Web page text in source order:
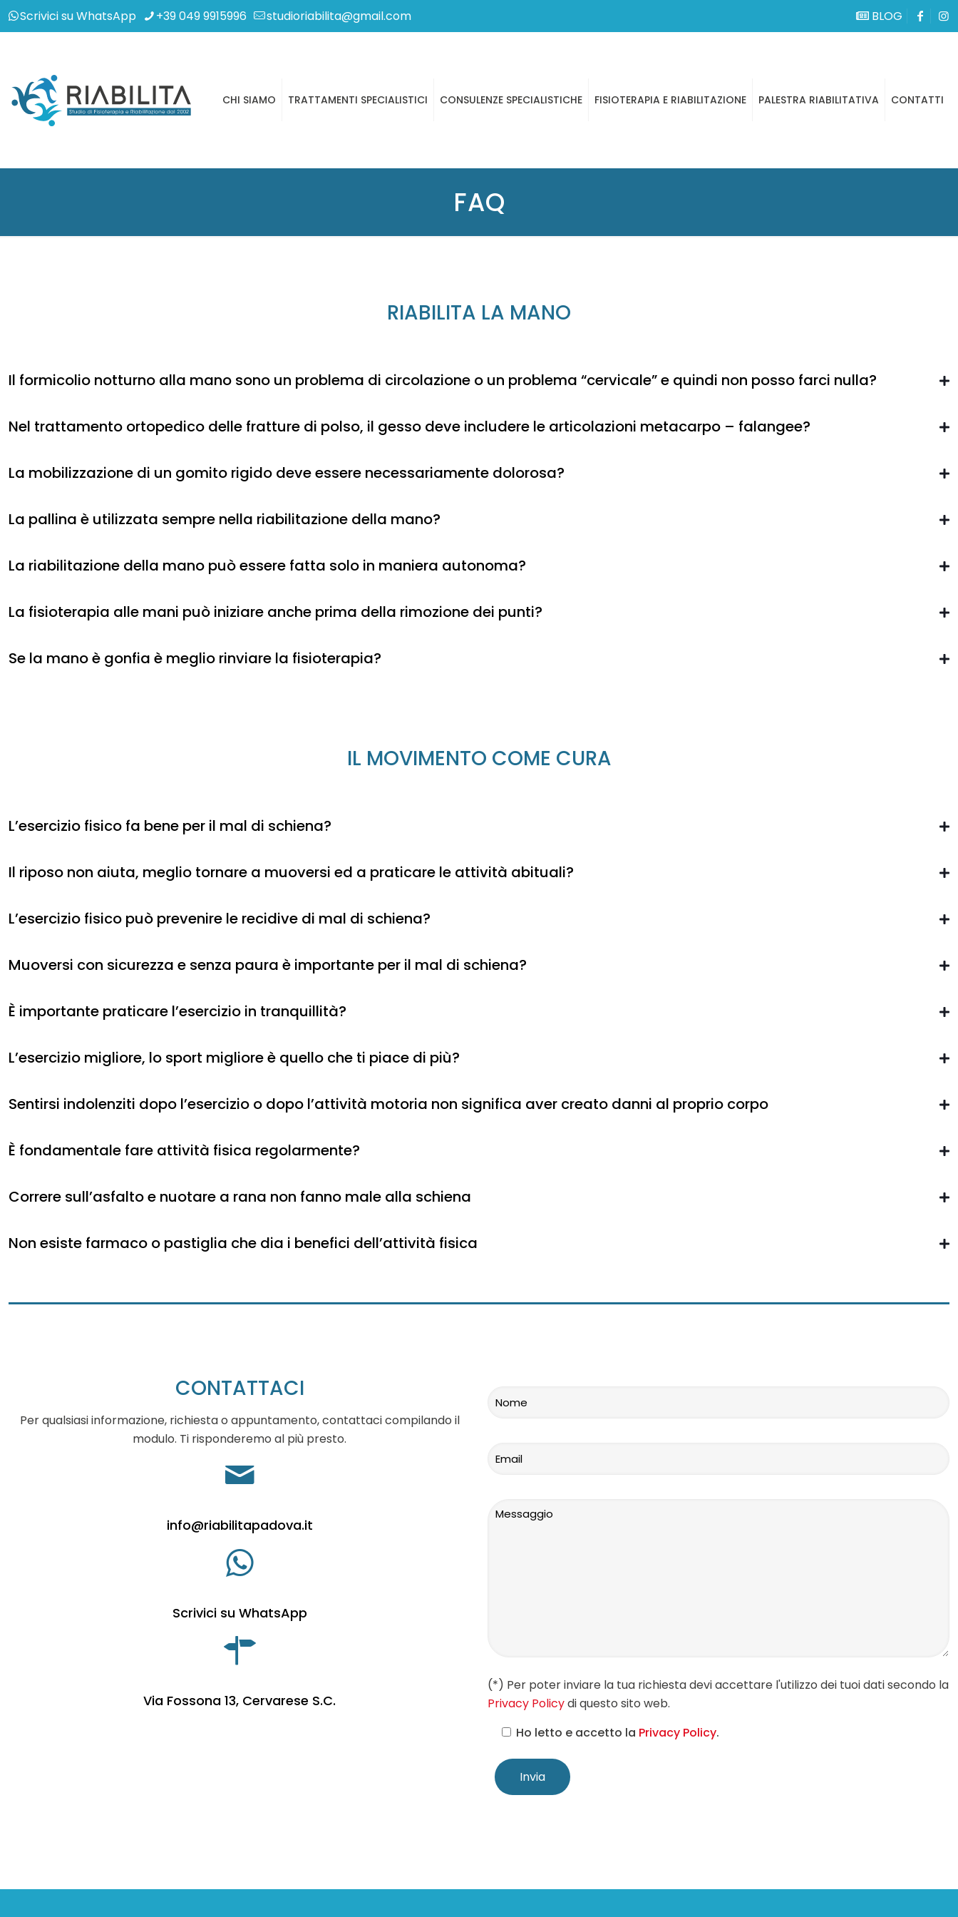
Scrivici su WhatsApp +39 049 9915996 studioriabilita@gmail.com BLOG
CHI SIAMO TRATTAMENTI SPECIALISTICI CONSULENZE SPECIALISTICHE FISIOTERAPIA E RIABILITAZIONE PALESTRA RIABILITATIVA CONTATTI
FAQ
RIABILITA LA MANO
Il formicolio notturno alla mano sono un problema di circolazione o un problema “cervicale” e quindi non posso farci nulla?
Nel trattamento ortopedico delle fratture di polso, il gesso deve includere le articolazioni metacarpo – falangee?
La mobilizzazione di un gomito rigido deve essere necessariamente dolorosa?
La pallina è utilizzata sempre nella riabilitazione della mano?
La riabilitazione della mano può essere fatta solo in maniera autonoma?
La fisioterapia alle mani può iniziare anche prima della rimozione dei punti?
Se la mano è gonfia è meglio rinviare la fisioterapia?
IL MOVIMENTO COME CURA
L’esercizio fisico fa bene per il mal di schiena?
Il riposo non aiuta, meglio tornare a muoversi ed a praticare le attività abituali?
L’esercizio fisico può prevenire le recidive di mal di schiena?
Muoversi con sicurezza e senza paura è importante per il mal di schiena?
È importante praticare l’esercizio in tranquillità?
L’esercizio migliore, lo sport migliore è quello che ti piace di più?
Sentirsi indolenziti dopo l’esercizio o dopo l’attività motoria non significa aver creato danni al proprio corpo
È fondamentale fare attività fisica regolarmente?
Correre sull’asfalto e nuotare a rana non fanno male alla schiena
Non esiste farmaco o pastiglia che dia i benefici dell’attività fisica
CONTATTACI
Per qualsiasi informazione, richiesta o appuntamento, contattaci compilando il
modulo. Ti risponderemo al più presto.
info@riabilitapadova.it
Scrivici su WhatsApp
Via Fossona 13, Cervarese S.C.
(*) Per poter inviare la tua richiesta devi accettare l'utilizzo dei tuoi dati secondo la
Privacy Policydi questo sito web.
Ho letto e accetto la Privacy Policy.